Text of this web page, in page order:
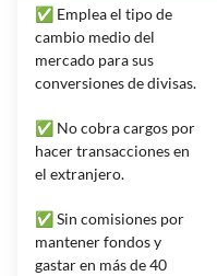
✅ Emplea el tipo de
cambio medio del
mercado para sus
conversiones de divisas.
✅ No cobra cargos por
hacer transacciones en
el extranjero.
✅ Sin comisiones por
mantener fondos y
gastar en más de 40